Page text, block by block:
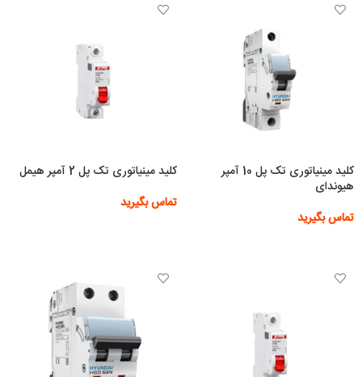
کلید مینیاتوری تک پل 10 آمپر
هیوندای
تماس بگیرید
کلید مینیاتوری تک پل 2 آمپر هیمل
تماس بگیرید